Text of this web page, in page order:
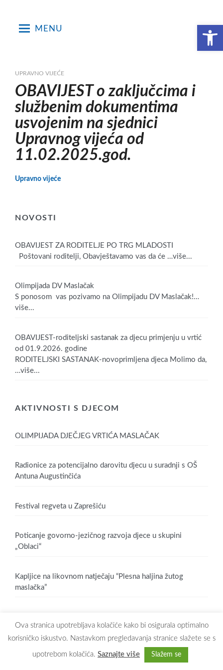
Open toolbar
MENU
UPRAVNO VIJEĆE
OBAVIJEST o zaključcima i
službenim dokumentima
usvojenim na sjednici
Upravnog vijeća od
11.02.2025.god.
Upravno vijeće
NOVOSTI
OBAVIJEST ZA RODITELJE PO TRG MLADOSTI
Poštovani roditelji, Obavještavamo vas da će …više...
Olimpijada DV Maslačak
S ponosom vas pozivamo na Olimpijadu DV Maslačak!…
više...
OBAVIJEST-roditeljski sastanak za djecu primjenju u vrtić
od 01.9.2026. godine
RODITELJSKI SASTANAK-novoprimljena djeca Molimo da,
…više...
AKTIVNOSTI S DJECOM
OLIMPIJADA DJEČJEG VRTIĆA MASLAČAK
Radionice za potencijalno darovitu djecu u suradnji s OŠ
Antuna Augustinčića
Festival regveta u Zaprešiću
Poticanje govorno-jezičnog razvoja djece u skupini
„Oblaci“
Kapljice na likovnom natječaju “Plesna haljina žutog
maslačka”
Copyright © 2026 Dječji vrtić Maslačak Zaprešić. All rights reserved.
Ova stranica upotrebljava kolačiće kako bi osigurala optimalno
korisničko iskustvo. Nastavkom pregledavanja stranice slažete se s
upotrebom kolačića. Saznajte više Slažem se